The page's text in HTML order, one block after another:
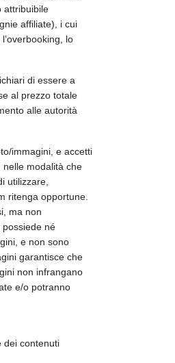
attribuibile
affiliate), i cui
lo
di essere a
al prezzo totale
alle autorità
immagini, e accetti
modalità che
utilizzare,
ritenga opportune.
ma non
possiede né
e non sono
garantisce che
non infrangano
e/o potranno
dei contenuti